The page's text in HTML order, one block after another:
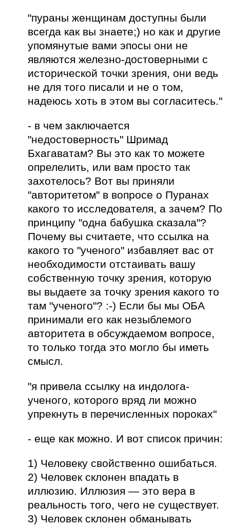
"пураны женщинам доступны были
всегда как вы знаете;) но как и другие
упомянутые вами эпосы они не
являются железно-достоверными с
исторической точки зрения, они ведь
не для того писали и не о том,
надеюсь хоть в этом вы согласитесь."
- в чем заключается
"недостоверность" Шримад
Бхагаватам? Вы это как то можете
опрелелить, или вам просто так
захотелось? Вот вы приняли
"авторитетом" в вопросе о Пуранах
какого то исследователя, а зачем? По
принципу "одна бабушка сказала"?
Почему вы считаете, что ссылка на
какого то "ученого" избавляет вас от
необходимости отстаивать вашу
собственную точку зрения, которую
вы выдаете за точку зрения какого то
там "ученого"? :-) Если бы мы ОБА
принимали его как незыблемого
авторитета в обсуждаемом вопросе,
то только тогда это могло бы иметь
смысл.
"я привела ссылку на индолога-
ученого, которого вряд ли можно
упрекнуть в перечисленных пороках"
- еще как можно. И вот список причин:
1) Человеку свойственно ошибаться.
2) Человек склонен впадать в
иллюзию. Иллюзия — это вера в
реальность того, чего не существует.
3) Человек склонен обманывать